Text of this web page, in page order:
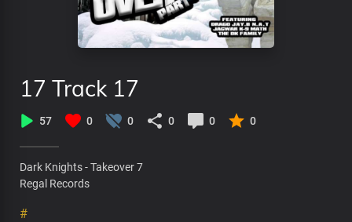
17 Track 17
57 0 0 0 0 0
Dark Knights - Takeover 7
Regal Records
#